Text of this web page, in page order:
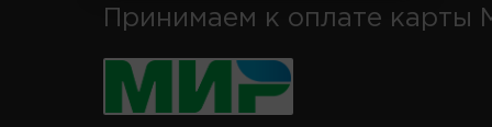
Принимаем к оплате карты